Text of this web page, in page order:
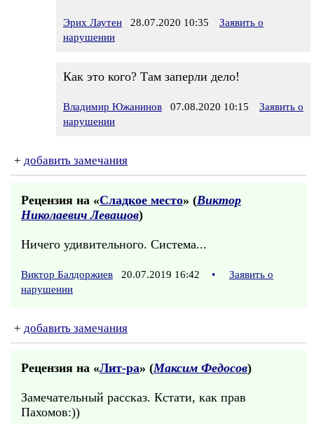
Эрих Лаутен 28.07.2020 10:35
Заявить о
нарушении
Как это кого? Там заперли дело!
Владимир Южанинов 07.08.2020 10:15
Заявить о
нарушении
+ добавить замечания
Рецензия на «Сладкое место» (Виктор
Николаевич Левашов)
Ничего удивительного. Система...
Виктор Балдоржиев 20.07.2019 16:42 •
Заявить о
нарушении
+ добавить замечания
Рецензия на «Лит-ра» (Максим Федосов)
Замечательный рассказ. Кстати, как прав
Пахомов:))